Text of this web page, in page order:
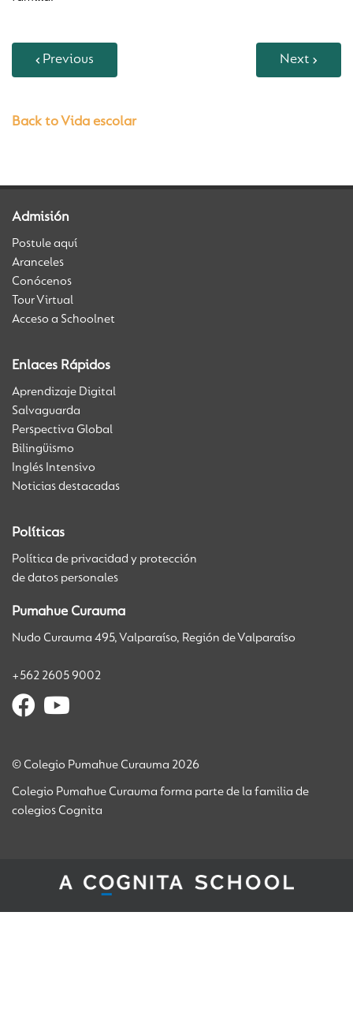
Previous Next
Back to Vida escolar
Admisión
Postule aquí
Aranceles
Conócenos
Tour Virtual
Acceso a Schoolnet
Enlaces Rápidos
Aprendizaje Digital
Salvaguarda
Perspectiva Global
Bilingüismo
Inglés Intensivo
Noticias destacadas
Políticas
Política de privacidad y protección
de datos personales
Pumahue Curauma
Nudo Curauma 495, Valparaíso, Región de Valparaíso
+562 2605 9002
© Colegio Pumahue Curauma 2026
Colegio Pumahue Curauma forma parte de la familia de
colegios Cognita